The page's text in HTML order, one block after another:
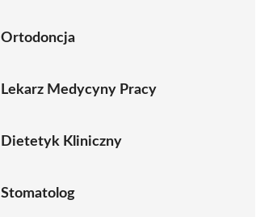
Ortodoncja
Lekarz Medycyny Pracy
Dietetyk Kliniczny
Stomatolog